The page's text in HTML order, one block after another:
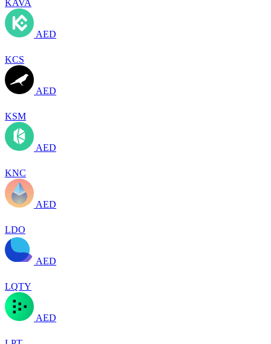
KAVA
AED
KCS
AED
KSM
AED
KNC
AED
LDO
AED
LQTY
AED